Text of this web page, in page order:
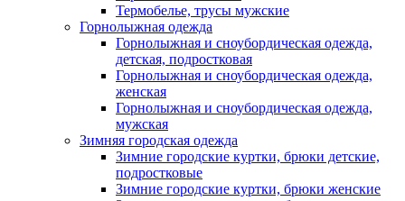
Термобелье, трусы мужские
Горнолыжная одежда
Горнолыжная и сноубордическая одежда,
детская, подростковая
Горнолыжная и сноубордическая одежда,
женская
Горнолыжная и сноубордическая одежда,
мужская
Зимняя городская одежда
Зимние городские куртки, брюки детские,
подростковые
Зимние городские куртки, брюки женские